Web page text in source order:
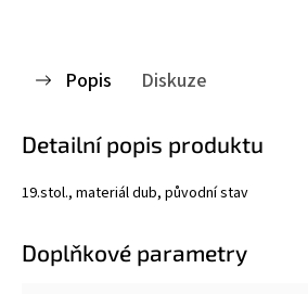
Popis Diskuze
Detailní popis produktu
19.stol., materiál dub, původní stav
Doplňkové parametry